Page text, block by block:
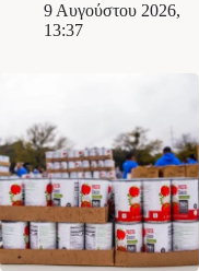
9 Αυγούστου 2026,
13:37